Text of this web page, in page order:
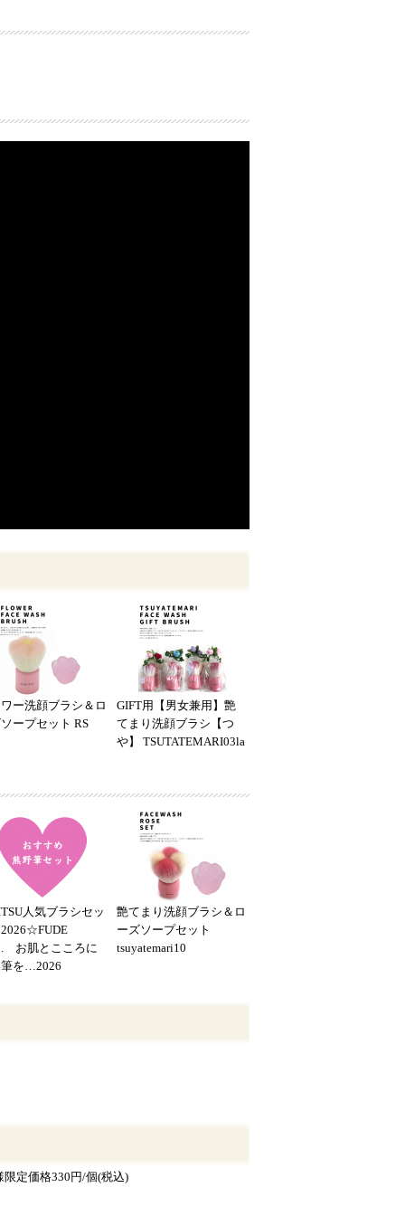
ー洗顔ブラシ＆ロ
ープセット RS
GIFT用【男女兼用】艶
てまり洗顔ブラシ【つ
や】 TSUTATEMARI03la
人気ブラシセッ
お肌とこころに
筆を…2026
艶てまり洗顔ブラシ＆ロ
ーズソープセット
tsuyatemari10
定価格330円/個(税込)